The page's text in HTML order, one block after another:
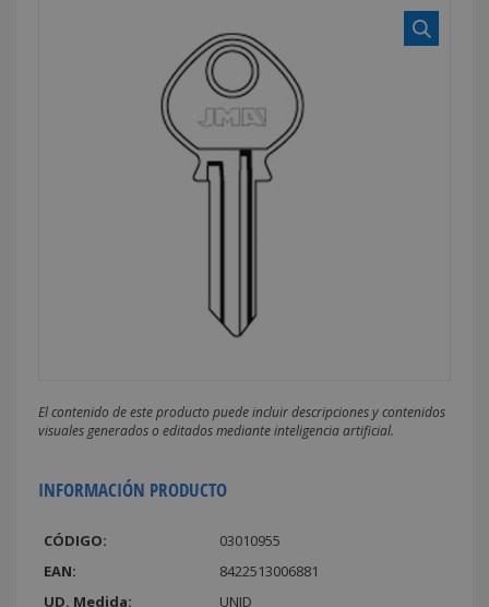
El contenido de este producto puede incluir descripciones y contenidos
visuales generados o editados mediante inteligencia artificial.
INFORMACIÓN PRODUCTO
CÓDIGO:
03010955
EAN:
8422513006881
UD. Medida:
UNID